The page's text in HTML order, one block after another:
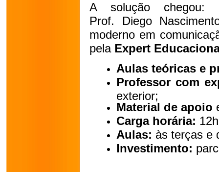
A solução
Prof. Diego
moderno em
pela Expert
Aulas teóricas e
Professor com
exterior;
Material de apoio
Carga horária: 12h
Aulas: às terças e
Investimento: